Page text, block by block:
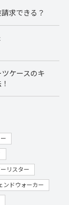
求できる？
ツケースのキ
リスター
ンドウォーカー